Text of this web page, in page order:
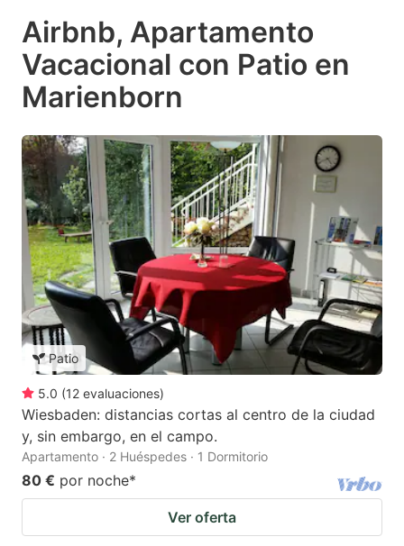
Airbnb, Apartamento
Vacacional con Patio en
Marienborn
Patio
5.0 (12 evaluaciones)
Wiesbaden: distancias cortas al centro de la ciudad
y, sin embargo, en el campo.
Apartamento · 2 Huéspedes · 1 Dormitorio
80 € por noche*
Ver oferta